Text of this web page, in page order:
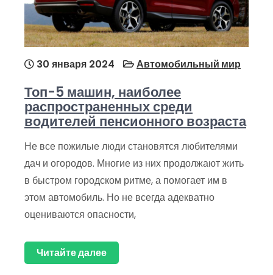
30 января 2024 Автомобильный мир
Топ-5 машин, наиболее
распространенных среди
водителей пенсионного возраста
Не все пожилые люди становятся любителями
дач и огородов. Многие из них продолжают жить
в быстром городском ритме, а помогает им в
этом автомобиль. Но не всегда адекватно
оцениваются опасности,
Читайте далее